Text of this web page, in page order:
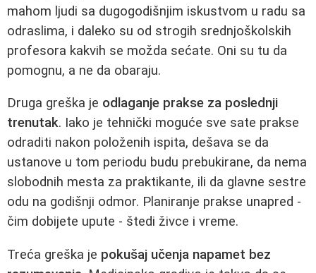
mahom ljudi sa dugogodišnjim iskustvom u radu sa
odraslima, i daleko su od strogih srednjoškolskih
profesora kakvih se možda sećate. Oni su tu da
pomognu, a ne da obaraju.
Druga greška je odlaganje prakse za poslednji
trenutak. Iako je tehnički moguće sve sate prakse
odraditi nakon položenih ispita, dešava se da
ustanove u tom periodu budu prebukirane, da nema
slobodnih mesta za praktikante, ili da glavne sestre
odu na godišnji odmor. Planiranje prakse unapred -
čim dobijete upute - štedi živce i vreme.
Treća greška je pokušaj učenja napamet bez